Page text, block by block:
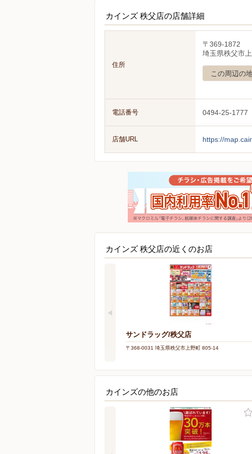
カインズ 秩父店の店舗詳細
住所
〒369-1872
埼玉県秩父市
この周辺の
電話番号 0494-25-1777
店舗URL https://
カインズ 秩父店の近くのお店
サンドラッグ/秩父店
〒368-0031 埼玉県秩父市上野町 805-14
カインズの他のお店